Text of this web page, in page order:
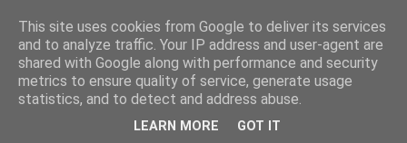
This site uses cookies from Google to deliver its services
and to analyze traffic. Your IP address and user-agent are
shared with Google along with performance and security
metrics to ensure quality of service, generate usage
statistics, and to detect and address abuse.
LEARN MORE GOT IT